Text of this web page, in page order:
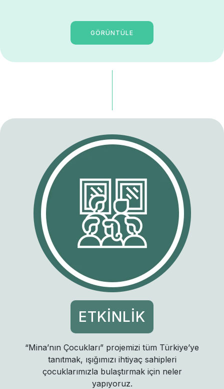
GÖRÜNTÜLE
ETKİNLİK
“Mina’nın Çocukları” projemizi tüm Türkiye’ye
tanıtmak, ışığımızı ihtiyaç sahipleri
çocuklarımızla bulaştırmak için neler
yapıyoruz.